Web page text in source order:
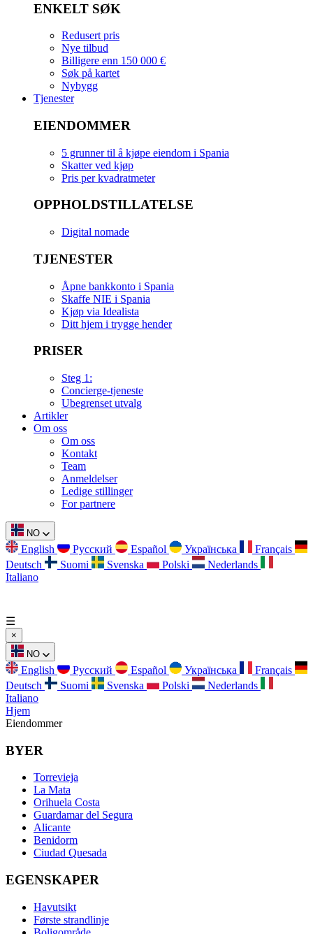
ENKELT SØK
Redusert pris
Nye tilbud
Billigere enn 150 000 €
Søk på kartet
Nybygg
Tjenester
EIENDOMMER
5 grunner til å kjøpe eiendom i Spania
Skatter ved kjøp
Pris per kvadratmeter
OPPHOLDSTILLATELSE
Digital nomade
TJENESTER
Åpne bankkonto i Spania
Skaffe NIE i Spania
Kjøp via Idealista
Ditt hjem i trygge hender
PRISER
Steg 1:
Concierge-tjeneste
Ubegrenset utvalg
Artikler
Om oss
Om oss
Kontakt
Team
Anmeldelser
Ledige stillinger
For partnere
NO
English Русский Español Українська
Français
Deutsch
Suomi Svenska Polski
Nederlands
Italiano
☰
×
NO
English Русский Español Українська
Français
Deutsch
Suomi Svenska Polski
Nederlands
Italiano
Hjem
Eiendommer
BYER
Torrevieja
La Mata
Orihuela Costa
Guardamar del Segura
Alicante
Benidorm
Ciudad Quesada
EGENSKAPER
Havutsikt
Første strandlinje